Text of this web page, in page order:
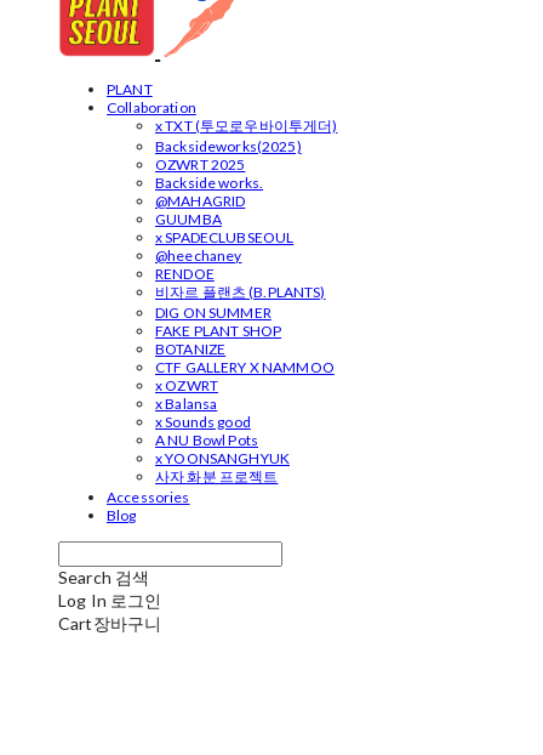
PLANT
Collaboration
x TXT (투모로우바이투게더)
Backsideworks(2025)
OZWRT 2025
Backside works.
@MAHAGRID
GUUMBA
x SPADECLUBSEOUL
@heechaney
RENDOE
비자르 플랜츠 (B.PLANTS)
DIG ON SUMMER
FAKE PLANT SHOP
BOTANIZE
CTF GALLERY X NAMMOO
x OZWRT
x Balansa
x Sounds good
A NU Bowl Pots
x YOONSANGHYUK
사자 화분 프로젝트
Accessories
Blog
Search 검색
Log In 로그인
Cart장바구니